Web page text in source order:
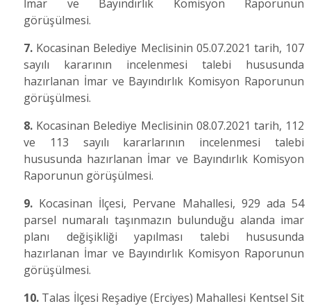
İmar ve Bayındırlık Komisyon Raporunun
görüşülmesi.
7. Kocasinan Belediye Meclisinin 05.07.2021 tarih, 107
sayılı kararının incelenmesi talebi hususunda
hazırlanan İmar ve Bayındırlık Komisyon Raporunun
görüşülmesi.
8. Kocasinan Belediye Meclisinin 08.07.2021 tarih, 112
ve 113 sayılı kararlarının incelenmesi talebi
hususunda hazırlanan İmar ve Bayındırlık Komisyon
Raporunun görüşülmesi.
9. Kocasinan İlçesi, Pervane Mahallesi, 929 ada 54
parsel numaralı taşınmazın bulunduğu alanda imar
planı değişikliği yapılması talebi hususunda
hazırlanan İmar ve Bayındırlık Komisyon Raporunun
görüşülmesi.
10. Talas İlçesi Reşadiye (Erciyes) Mahallesi Kentsel Sit